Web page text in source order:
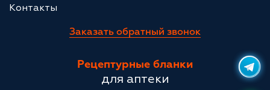
Рецептурные бланки
для аптеки
Контакты
Заказать обратный звонок